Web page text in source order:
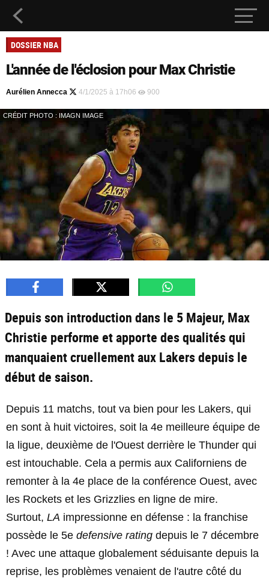
DOSSIER NBA
L'année de l'éclosion pour Max Christie
Aurélien Annecca 4/1/2025 à 17h06 900
CRÉDIT PHOTO : IMAGN IMAGE
Depuis son introduction dans le 5 Majeur, Max
Christie performe et apporte des qualités qui
manquaient cruellement aux Lakers depuis le
début de saison.
Depuis 11 matchs, tout va bien pour les Lakers, qui
en sont à huit victoires, soit la 4e meilleure équipe de
la ligue, deuxième de l'Ouest derrière le Thunder qui
est intouchable. Cela a permis aux Californiens de
remonter à la 4e place de la conférence Ouest, avec
les Rockets et les Grizzlies en ligne de mire.
Surtout, LA impressionne en défense : la franchise
possède le 5e defensive rating depuis le 7 décembre
! Avec une attaque globalement séduisante depuis la
reprise, les problèmes venaient de l'autre côté du